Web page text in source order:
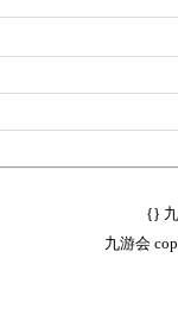
{}
九游会